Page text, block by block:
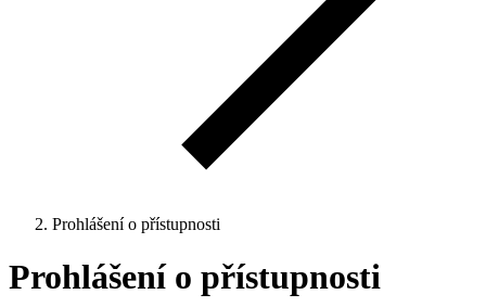
Prohlášení o přístupnosti
Prohlášení o přístupnosti